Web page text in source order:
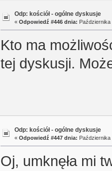
Odp: kościół - ogólne dyskusje
« Odpowiedź #446 dnia:
Kto ma
tej dyskusji.
Odp: kościół - ogólne dyskusje
« Odpowiedź #447 dnia: Października
Oj, umknęła mi